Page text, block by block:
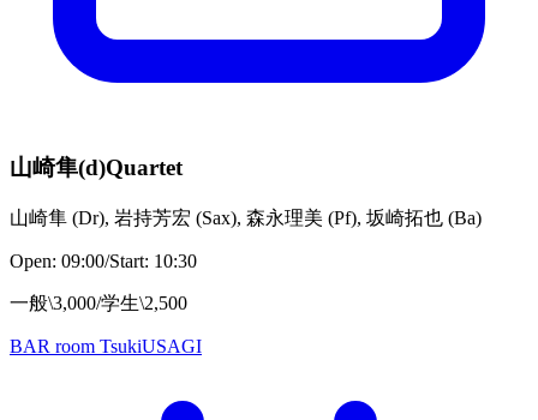
山崎隼(d)Quartet
山崎隼 (Dr), 岩持芳宏 (Sax), 森永理美 (Pf), 坂崎拓也 (Ba)
Open: 09:00/Start: 10:30
一般\3,000/学生\2,500
BAR room TsukiUSAGI